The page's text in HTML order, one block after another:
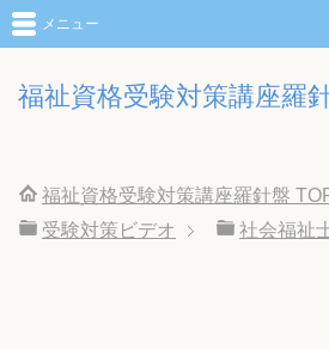
福祉資格受験対策講座羅
メニュー
福祉資格受験対策講座羅針盤
受験対策ビデオ
社会福祉